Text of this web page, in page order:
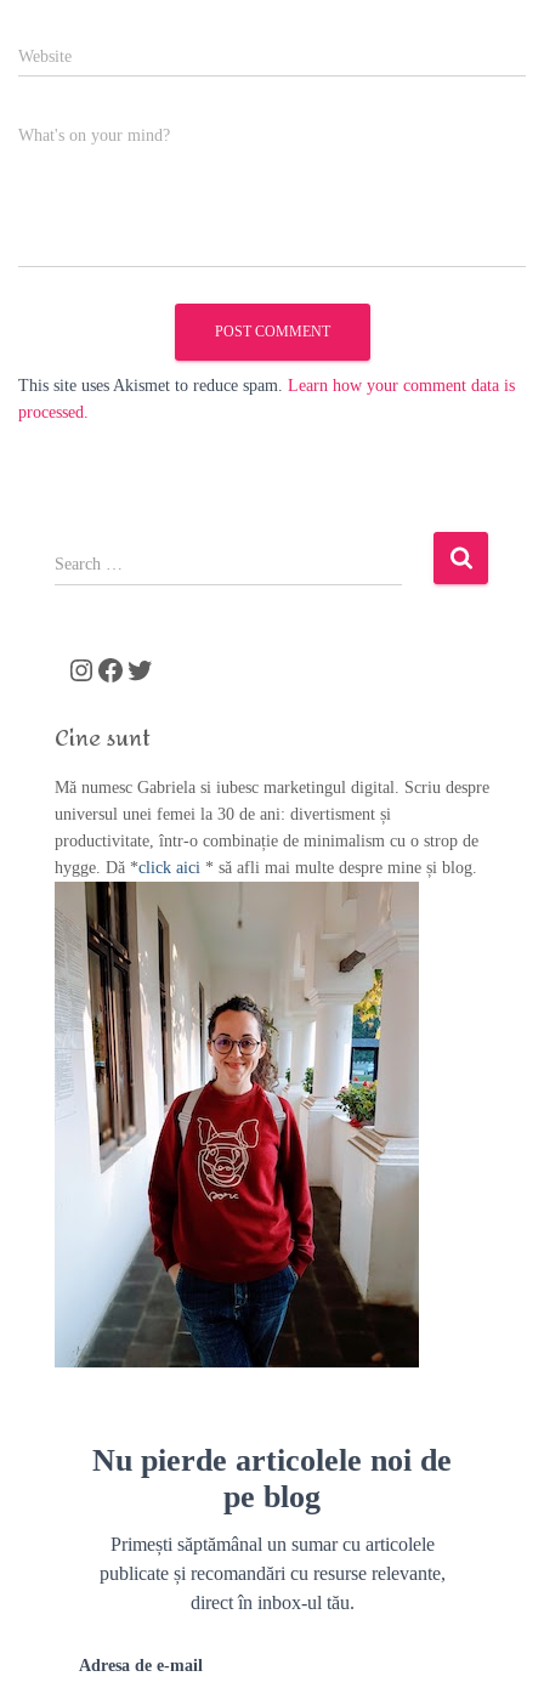
Website
What's on your mind?
This site uses Akismet to reduce spam. Learn how your comment data is
processed.
S
e
o
:
Instagram Facebook Twitter
Cine sunt
Mă numesc Gabriela si iubesc marketingul digital. Scriu despre
universul unei femei la 30 de ani: divertisment și
productivitate, într-o combinație de minimalism cu o strop de
hygge. Dă *click aici * să afli mai multe despre mine și blog.